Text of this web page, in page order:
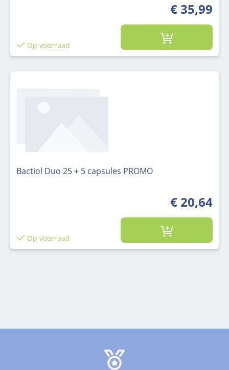
€ 35,99
Op voorraad
Bactiol Duo 25 + 5 capsules PROMO
€ 20,64
Op voorraad